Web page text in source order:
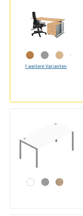
1 weitere Varianten